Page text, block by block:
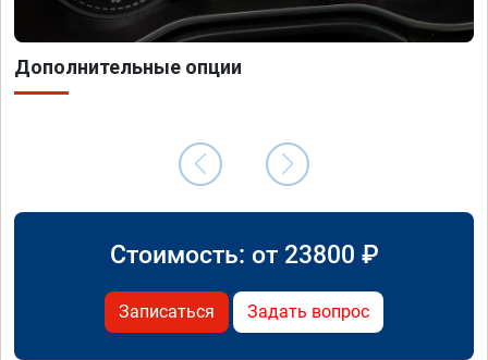
Дополнительные опции
Стоимость: от 23800 ₽
Записаться Задать вопрос